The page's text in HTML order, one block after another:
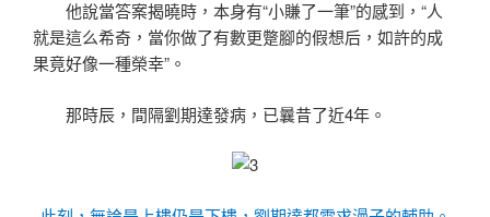
他說當答案揭曉時，本身有“小賺了一筆”的感到，“人
就是這么希奇，當你做了有數更蹩腳的假想后，如許的成
果竟好像一種榮幸”。
那時辰，間隔劉期達發病，已曩昔了近4年。